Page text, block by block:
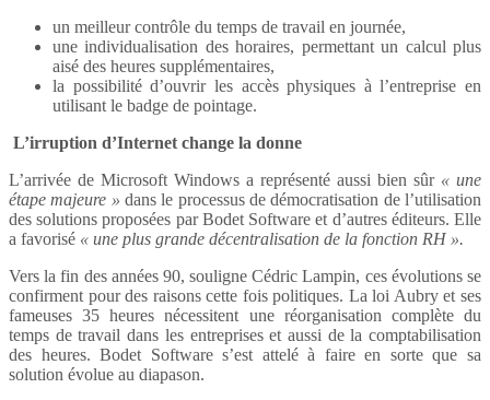
un meilleur contrôle du temps de travail en journée,
une individualisation des horaires, permettant un calcul plus
aisé des heures supplémentaires,
la possibilité d’ouvrir les accès physiques à l’entreprise en
utilisant le badge de pointage.
L’irruption d’Internet change la donne
L’arrivée de Microsoft Windows a représenté aussi bien sûr « une
étape majeure » dans le processus de démocratisation de l’utilisation
des solutions proposées par Bodet Software et d’autres éditeurs. Elle
a favorisé « une plus grande décentralisation de la fonction RH ».
Vers la fin des années 90, souligne Cédric Lampin, ces évolutions se
confirment pour des raisons cette fois politiques. La loi Aubry et ses
fameuses 35 heures nécessitent une réorganisation complète du
temps de travail dans les entreprises et aussi de la comptabilisation
des heures. Bodet Software s’est attelé à faire en sorte que sa
solution évolue au diapason.